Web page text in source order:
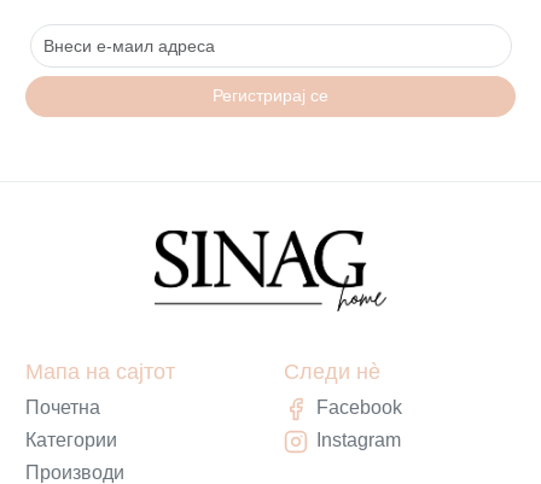
Регистрирај се
Мапа на сајтот
Почетна
Категории
Производи
Следи нè
Facebook
Instagram